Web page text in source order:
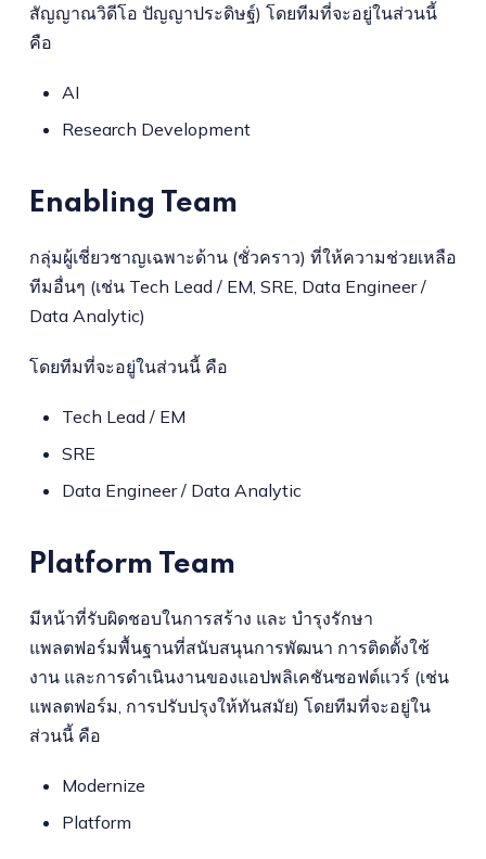
สัญญาณวิดีโอ ปัญญาประดิษฐ์) โดยทีมที่จะอยู่ในส่วนนี้
คือ
AI
Research Development
Enabling Team
กลุ่มผู้เชี่ยวชาญเฉพาะด้าน (ชั่วคราว) ที่ให้ความช่วยเหลือ
ทีมอื่นๆ (เช่น Tech Lead / EM, SRE, Data Engineer /
Data Analytic)
โดยทีมที่จะอยู่ในส่วนนี้ คือ
Tech Lead / EM
SRE
Data Engineer / Data Analytic
Platform Team
มีหน้าที่รับผิดชอบในการสร้าง และ บำรุงรักษา
แพลตฟอร์มพื้นฐานที่สนับสนุนการพัฒนา การติดตั้งใช้
งาน และการดำเนินงานของแอปพลิเคชันซอฟต์แวร์ (เช่น
แพลตฟอร์ม, การปรับปรุงให้ทันสมัย) โดยทีมที่จะอยู่ใน
ส่วนนี้ คือ
Modernize
Platform